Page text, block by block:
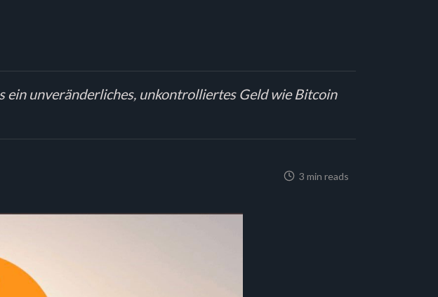
ein unveränderliches, unkontrolliertes Geld wie Bitcoin
3 min reads